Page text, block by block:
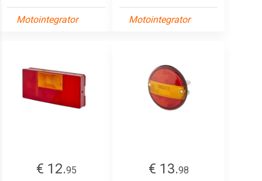
Motointegrator Motointegrator
€ 12.95
€ 13.98